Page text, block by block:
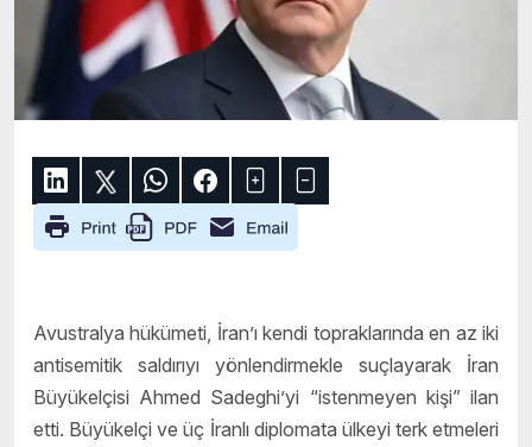
Avustralya hükümeti, İran’ı kendi topraklarında en az iki
antisemitik saldırıyı yönlendirmekle suçlayarak İran
Büyükelçisi Ahmed Sadeghi’yi “istenmeyen kişi” ilan
etti. Büyükelçi ve üç İranlı diplomata ülkeyi terk etmeleri